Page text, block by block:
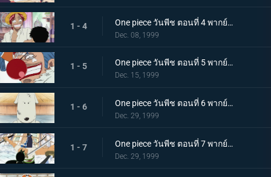
1 - 4 One piece วันพีช ตอนที่ 4 พากย์ไทย อดีตของลูฟี่ แชงคูส ผมแดงปรากฏตัว!
Dec. 08, 1999
1 - 5 One piece วันพีช ตอนที่ 5 พากย์ไทย พลังพิศวงของโจรสลัดตัวตลก กัปตันบากี้!
Dec. 15, 1999
1 - 6 One piece วันพีช ตอนที่ 6 พากย์ไทย สถานการณ์คับขัน นักฝึกสัตว์ป่าโมจี้ ปะทะ ลูฟี่
Dec. 29, 1999
1 - 7 One piece วันพีช ตอนที่ 7 พากย์ไทย การดวลอันดุเดือด นักดาบโซโล ปะทะ นักกายกรรมคาบาจิ
Dec. 29, 1999